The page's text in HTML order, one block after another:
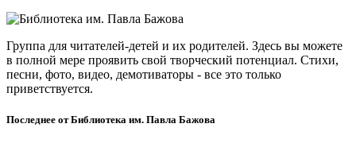
Группа для читателей-детей и их родителей. Здесь вы можете
в полной мере проявить свой творческий потенциал. Стихи,
песни, фото, видео, демотиваторы - все это только
приветствуется.
Последнее от Библиотека им. Павла Бажова